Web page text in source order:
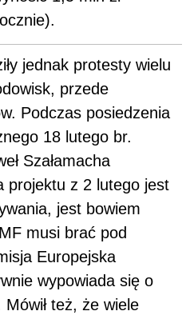
jednak protesty wielu
przede
Podczas posiedzenia
18 lutego br.
Szałamacha
projektu z 2 lutego jest
jest bowiem
musi brać pod
Europejska
wypowiada się o
też, że wiele